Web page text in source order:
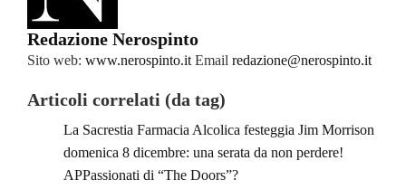
Redazione Nerospinto
Sito web: www.nerospinto.it Email redazione@nerospinto.it
Articoli correlati (da tag)
La Sacrestia Farmacia Alcolica festeggia Jim Morrison
domenica 8 dicembre: una serata da non perdere!
APPassionati di “The Doors”?